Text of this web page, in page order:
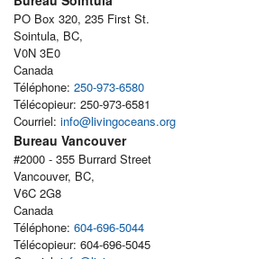
PO Box 320, 235 First St.
Sointula, BC,
V0N 3E0
Canada
Téléphone: 250-973-6580
Télécopieur: 250-973-6581
Courriel: info@livingoceans.org
Bureau Vancouver
#2000 - 355 Burrard Street
Vancouver, BC,
V6C 2G8
Canada
Téléphone: 604-696-5044
Télécopieur: 604-696-5045